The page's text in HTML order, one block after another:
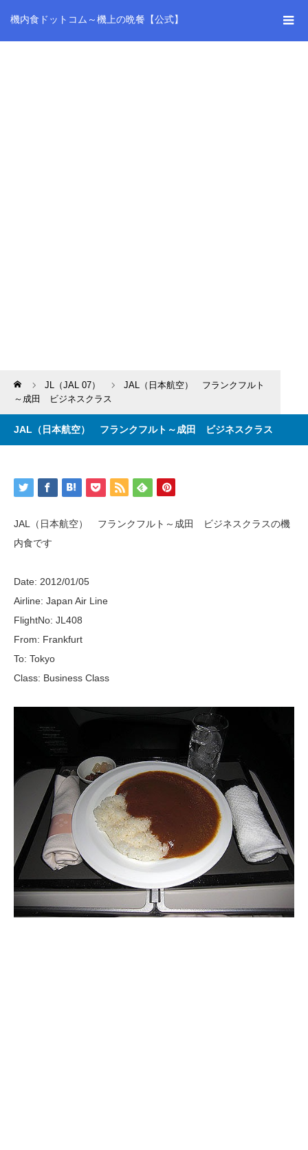
機内食ドットコム～機上の晩餐【公式】
Home JL（JAL 07）
JAL（日本航空） フランクフルト
～成田 ビジネスクラス
JAL（日本航空） フランクフルト～成田 ビジネスクラス
JAL（日本航空） フランクフルト～成田 ビジネスクラスの機
内食です
Date: 2012/01/05
Airline: Japan Air Line
FlightNo: JL408
From: Frankfurt
To: Tokyo
Class: Business Class